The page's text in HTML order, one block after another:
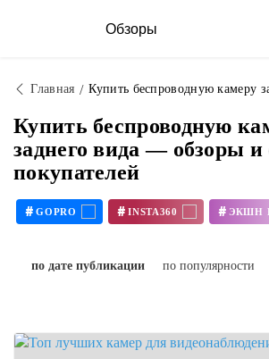
Обзоры
Главная Купить беспроводную камеру
Купить беспроводную
заднего вида — обзоры
покупателей
# GOPRO # INSTA360 #
по дате публикации по популярности